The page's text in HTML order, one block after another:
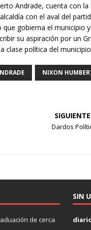
Andrade, cuenta con la
con el aval del
gobierna el municipio
su aspiración por un
clase política del
NIXON
SIGUIENTE
Dardos
de cerca
SIN